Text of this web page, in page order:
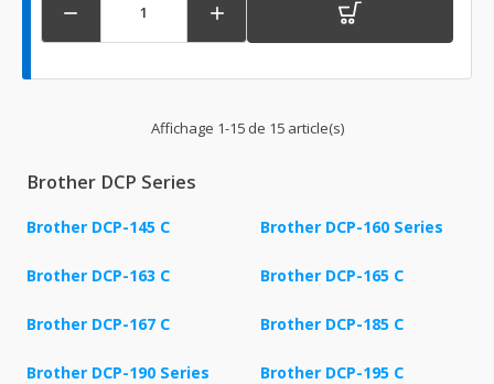
 
Affichage 1-15 de 15 article(s)
Brother DCP Series
Brother DCP-145 C Brother DCP-160 Series
Brother DCP-163 C Brother DCP-165 C
Brother DCP-167 C Brother DCP-185 C
Brother DCP-190 Series Brother DCP-195 C